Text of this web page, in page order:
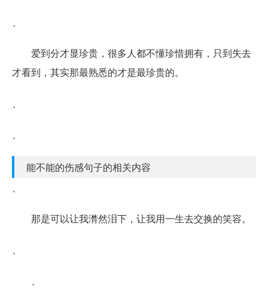
、
爱到分才显珍贵，很多人都不懂珍惜拥有，只到失去
才看到，其实那最熟悉的才是最珍贵的。
、
、
能不能的伤感句子的相关内容
、
那是可以让我潸然泪下，让我用一生去交换的笑容。
、
、